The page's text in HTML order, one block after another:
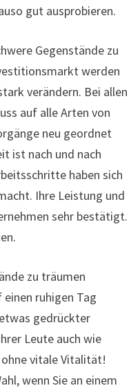
gut ausprobieren.
Gegenstände zu
werden
verändern. Bei allen
auf alle Arten von
neu geordnet
ist nach und nach
haben sich
Ihre Leistung und
sehr bestätigt.
zu träumen
ruhigen Tag
gedrückter
Leute auch wie
vitale Vitalität!
wenn Sie an einem